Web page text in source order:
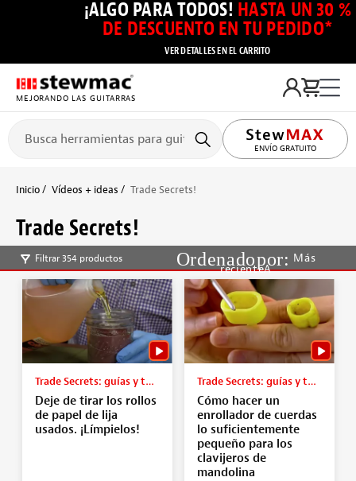
¡ALGO PARA TODOS! HASTA UN 30 %
DE DESCUENTO EN TU PEDIDO*
VER DETALLES EN EL CARRITO
MEJORANDO LAS GUITARRAS
ENVÍO GRATUITO
Inicio Vídeos + ideas Trade Secrets!
Trade Secrets!
Filtrar 354 productos
Más
recienteA
Trade Secrets: guías y tutoriales
Deje de tirar los rollos
de papel de lija
usados. ¡Límpielos!
Trade Secrets: guías y tutoriales
Cómo hacer un
enrollador de cuerdas
lo suficientemente
pequeño para los
clavijeros de
mandolina